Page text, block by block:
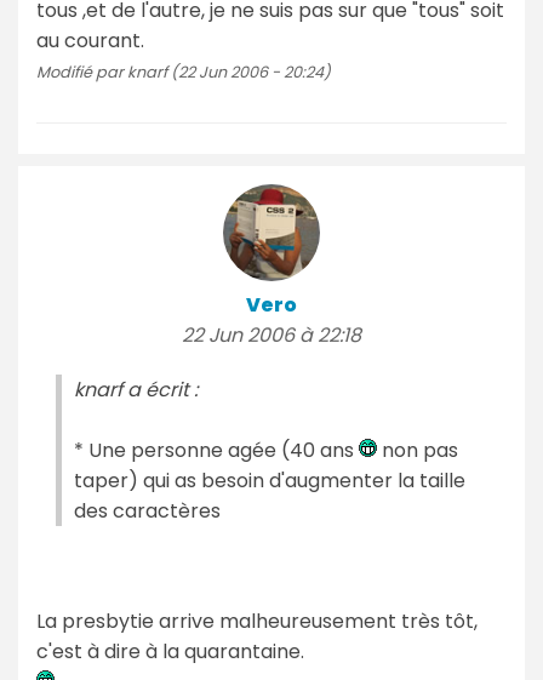
tous ,et de l'autre, je ne suis pas sur que "tous" soit
au courant.
Modifié par knarf (22 Jun 2006 - 20:24)
Vero
22 Jun 2006 à 22:18
knarf a écrit :
* Une personne agée (40 ans
non pas
taper) qui as besoin d'augmenter la taille
des caractères
La presbytie arrive malheureusement très tôt,
c'est à dire à la quarantaine.